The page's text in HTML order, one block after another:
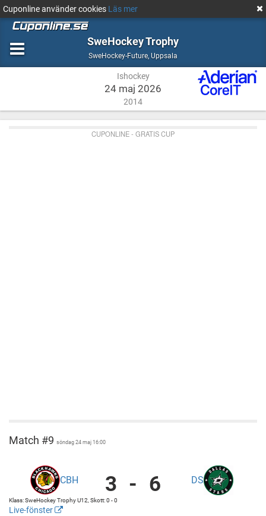
Cuponline använder cookies Läs mer
SweHockey Trophy
SweHockey-Future, Ishockey
UppsalaUppsala
Ishockey
24 maj 2026
2014
CUPONLINE - GRATIS CUP
Match #9 söndag 24 maj 16:00
Chicago
Blackhawks
vs
CBH 3 - 6 DS
Klass: SweHockey Trophy U12, Skott: 0 - 0
Live-fönster